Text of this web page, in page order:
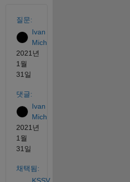
질문:
Ivan
Mich
2021년
1월
31일
댓글:
Ivan
Mich
2021년
1월
31일
채택됨: